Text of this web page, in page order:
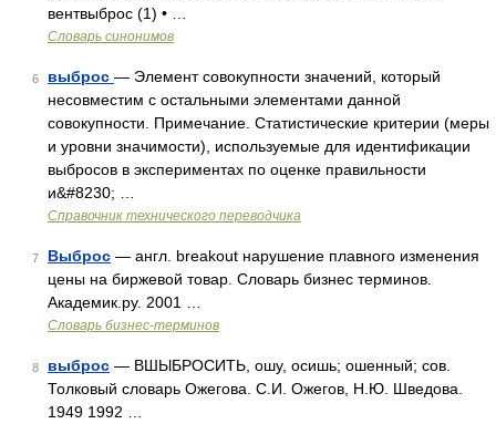
вентвыброс (1) • …
Словарь синонимов
6 выброс — Элемент совокупности значений, который
несовместим с остальными элементами данной
совокупности. Примечание. Статистические критерии (меры
и уровни значимости), используемые для идентификации
выбросов в экспериментах по оценке правильности
и&#8230; …
Справочник технического переводчика
7 Выброс — англ. breakout нарушение плавного изменения
цены на биржевой товар. Словарь бизнес терминов.
Академик.ру. 2001 …
Словарь бизнес-терминов
8 выброс — ВШЫБРОСИТЬ, ошу, осишь; ошенный; сов.
Толковый словарь Ожегова. С.И. Ожегов, Н.Ю. Шведова.
1949 1992 …